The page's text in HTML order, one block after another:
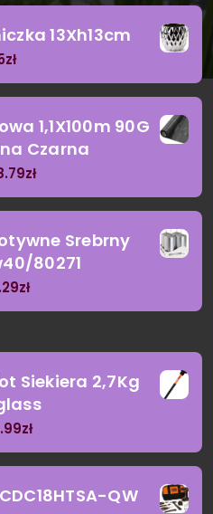
13Xh13cm
zł
1,1X100m 90G
Czarna
zł
Srebrny
80271
zł
Siekiera 2,7Kg
zł
QW